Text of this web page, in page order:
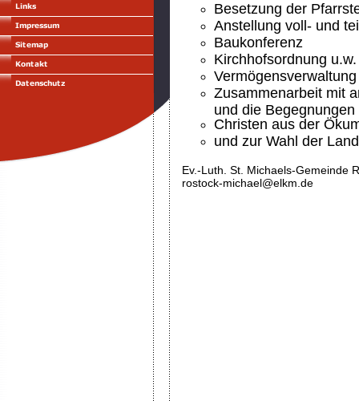
Besetzung der
Anstellung voll- und
Baukonferenz
Kirchhofsordnung u.w.
Vermögensverwaltung
Zusammenarbeit mit
und die
Christen aus der
und zur Wahl der
Ev.-Luth. St. Michaels-Gemeinde
rostock-michael@elkm.de